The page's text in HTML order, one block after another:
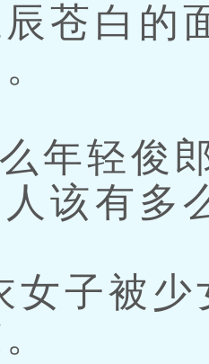
苍白的
年轻俊
该有多
子被少